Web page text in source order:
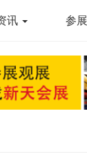
讯 参